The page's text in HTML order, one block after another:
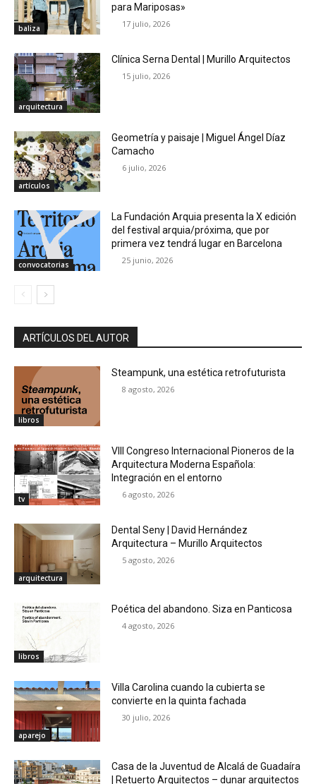
baliza
para Mariposas»
17 julio, 2026
arquitectura
Clínica Serna Dental | Murillo Arquitectos
15 julio, 2026
artículos
Geometría y paisaje | Miguel Ángel Díaz
Camacho
6 julio, 2026
convocatorias
La Fundación Arquia presenta la X edición
del festival arquia/próxima, que por
primera vez tendrá lugar en Barcelona
25 junio, 2026
ARTÍCULOS DEL AUTOR
libros
Steampunk, una estética retrofuturista
8 agosto, 2026
tv
VIII Congreso Internacional Pioneros de la
Arquitectura Moderna Española:
Integración en el entorno
6 agosto, 2026
arquitectura
Dental Seny | David Hernández
Arquitectura – Murillo Arquitectos
5 agosto, 2026
libros
Poética del abandono. Siza en Panticosa
4 agosto, 2026
aparejo
Villa Carolina cuando la cubierta se
convierte en la quinta fachada
30 julio, 2026
Casa de la Juventud de Alcalá de Guadaíra
| Retuerto Arquitectos – dunar arquitectos